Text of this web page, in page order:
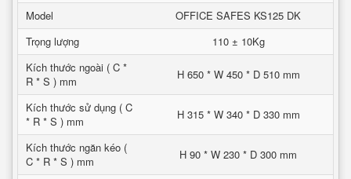
Model
OFFICE SAFES KS125 DK
Trọng lượng
110 ± 10Kg
Kích thước ngoài ( C *
R * S ) mm
H 650 * W 450 * D 510 mm
Kích thước sử dụng ( C
* R * S ) mm
H 315 * W 340 * D 330 mm
Kích thước ngăn kéo (
C * R * S ) mm
H 90 * W 230 * D 300 mm